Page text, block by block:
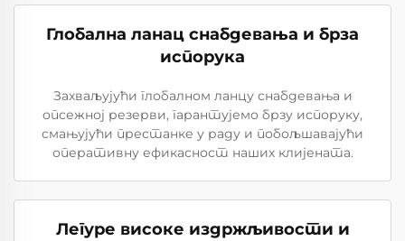
Глобална ланац снабдевања и брза
испорука
Захваљујући глобалном ланцу снабдевања и
опсежној резерви, гарантујемо брзу испоруку,
смањујући престанке у раду и побољшавајући
оперативну ефикасност наших клијената.
Легуре високе издржљивости и